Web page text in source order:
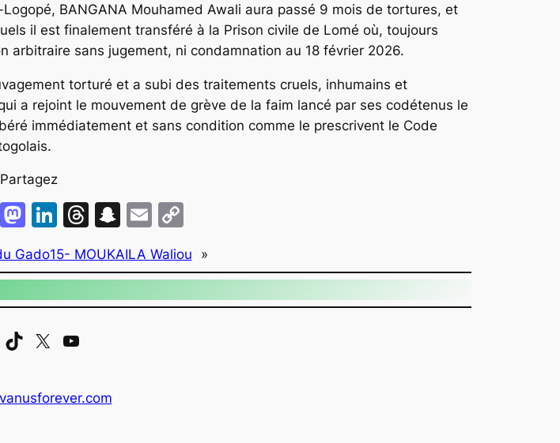
Logopé, BANGANA Mouhamed Awali aura passé 9 mois de tortures, et
il est finalement transféré à la Prison civile de Lomé où, toujours
sans jugement, ni condamnation au 18 février 2026.
torturé et a subi des traitements cruels, inhumains et
a rejoint le mouvement de grève de la faim lancé par ses codétenus le
immédiatement et sans condition comme le prescrivent le Code
Partagez
Facebook
Mastodon
LinkedIn
Threads
Snapchat
Email
Gado15- MOUKAILA Waliou »
TikTok
X YouTube